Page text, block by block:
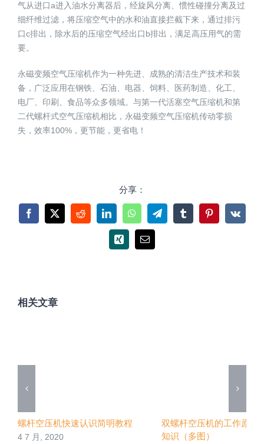
气从进口a进入油水分离器后，经旋风分离、惯性碰撞分离及过
细纤维过滤，将压缩空气中的水和油直接拦截下来，通过排污
口c排出，除水后的压缩空气经出口b排出，满足高压用气的需
要。
永磁变频空气压缩机作为一种先进、成熟的清洁生产技术和装
备，广泛应用在钢铁、石油、电器、饲料、医药制造、化工、
电厂、印刷、食品等众多领域。与第一代活塞空气压缩机和第
二代螺杆式空气压缩机相比，永磁变频空气压缩机传动零损
失，效率100%，更节能，更省电！
分享：
Facebook
X RedditLinkedInWhatsAppTelegramTumblrPinterest
Vk
Xing
电
相关文章
螺杆空压机快速认识简明教程
4 7 月, 2020
双螺杆空压机的工作原理
知识（多图）